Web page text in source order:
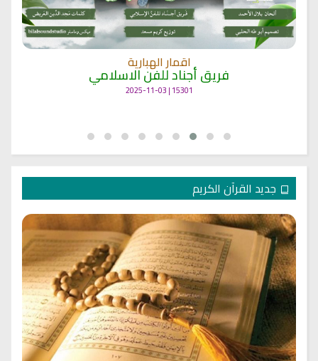
اقمار الهبارية
فريق أجناد للفن الاسلامي
15301 | 2025-11-03
جديد القرآن الكريم